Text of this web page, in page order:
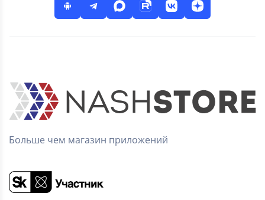
Больше чем магазин приложений